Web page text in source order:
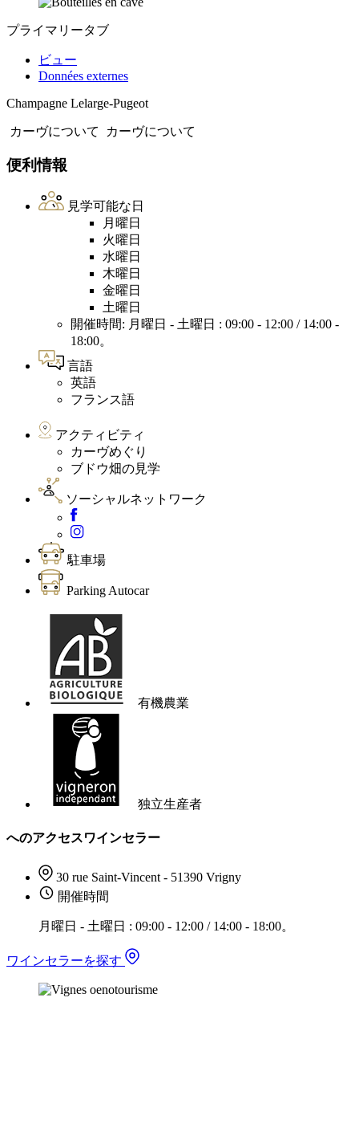
プライマリータブ
ビュー
Données externes
Champagne Lelarge-Pugeot
カーヴについて カーヴについて
便利情報
見学可能な日
月曜日
火曜日
水曜日
木曜日
金曜日
土曜日
開催時間: 月曜日 - 土曜日 : 09:00 - 12:00 / 14:00 -
18:00。
言語
英語
フランス語
アクティビティ
カーヴめぐり
ブドウ畑の見学
ソーシャルネットワーク
駐車場
Parking Autocar
有機農業
独立生産者
へのアクセスワインセラー
30 rue Saint-Vincent - 51390 Vrigny
開催時間
月曜日 - 土曜日 : 09:00 - 12:00 / 14:00 - 18:00。
ワインセラーを探す